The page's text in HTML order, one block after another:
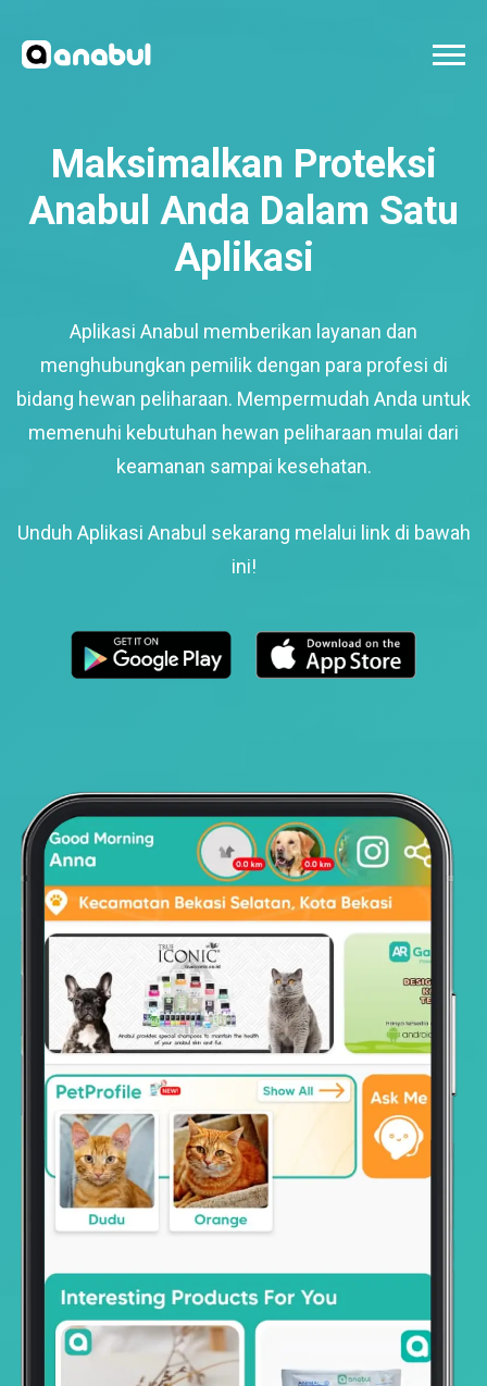
Maksimalkan Proteksi
Anabul Anda Dalam Satu
Aplikasi
Aplikasi Anabul memberikan layanan dan
menghubungkan pemilik dengan para profesi di
bidang hewan peliharaan. Mempermudah Anda untuk
memenuhi kebutuhan hewan peliharaan mulai dari
keamanan sampai kesehatan.
Unduh Aplikasi Anabul sekarang melalui link di bawah
ini!